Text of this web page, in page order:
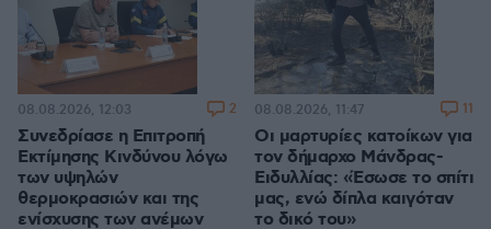
Συνεδρίασε η Επιτροπή
Εκτίμησης Κινδύνου λόγω
των υψηλών
θερμοκρασιών και της
ενίσχυσης των ανέμων
08.08.2026, 12:03 2
Οι μαρτυρίες κατοίκων για
τον δήμαρχο Μάνδρας-
Ειδυλλίας: «Έσωσε το σπίτι
μας, ενώ δίπλα καιγόταν
το δικό του»
08.08.2026, 11:47 11